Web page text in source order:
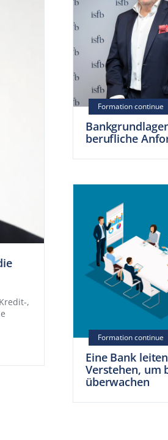
,
berufliche
Eine Bank
Verstehen, um
überwachen